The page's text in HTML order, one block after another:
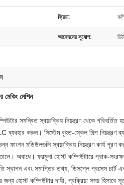
ক্রিয়া:
আবেদনের সুযোগ:
মেকিং মেশিন
সমন্বিত স্বয়ংক্রিয় নিয়ন্ত্রণ থেকে পরিবর্তিত
ব্যবহার করুন। সিস্টেম বৃহত-স্কেল শিল্প নিয়ন্ত্রণ
ফাংশন মডিউলগুলি স্বয়ংক্রিয় নিয়ন্ত্রণ কার্য
তোলে। অবাধে। ফরমুলা হোস্ট কম্পিউটারে প্রাক-
স্থাপন এবং সমাপ্তির তথ্য, ডিসপ্লে প্রসেস চার্ট
জন্য হোস্ট কম্পিউটার দায়ী, প্রক্রিয়া সময়